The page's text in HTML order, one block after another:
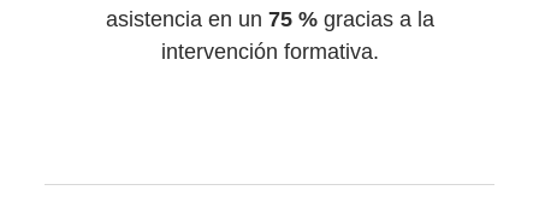
asistencia en un 75 %gracias a la
intervención formativa.